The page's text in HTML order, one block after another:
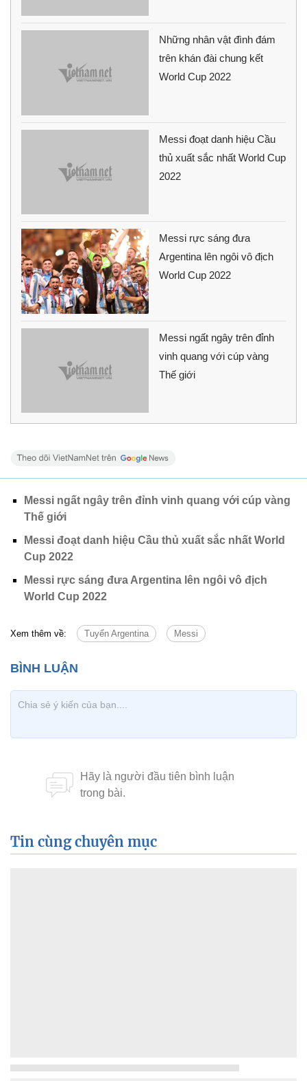
Những nhân vật đình đám
trên khán đài chung kết
World Cup 2022
Messi đoạt danh hiệu Cầu
thủ xuất sắc nhất World Cup
2022
Messi rực sáng đưa
Argentina lên ngôi vô địch
World Cup 2022
Messi ngất ngây trên đỉnh
vinh quang với cúp vàng
Thế giới
Messi ngất ngây trên đỉnh vinh quang với cúp vàng
Thế giới
Messi đoạt danh hiệu Cầu thủ xuất sắc nhất World
Cup 2022
Messi rực sáng đưa Argentina lên ngôi vô địch
World Cup 2022
Xem thêm về: Tuyển Argentina Messi
Tin cùng chuyên mục